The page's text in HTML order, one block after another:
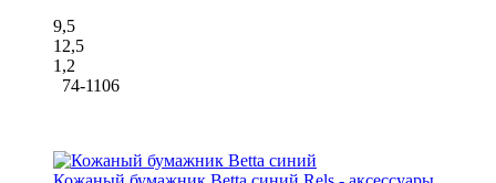
9,5
12,5
1,2
74-1106